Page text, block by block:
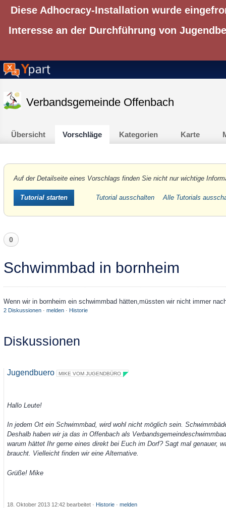
Diese Adhocracy-Installation wurde
Interesse an der Durchführung von
Verbandsgemeinde Offenbach
Übersicht Vorschläge Kategorien Karte
Auf der Detailseite eines Vorschlags finden Sie nicht nur wichtige
Tutorial starten Tutorial ausschalten Alle Tutorials
0
Schwimmbad in bornheim
Wenn wir in bornheim ein schwimmbad hätten,müssten wir nicht immer
2 Diskussionen· melden· Historie
Diskussionen
Jugendbuero MIKE VOM JUGENDBÜRO
Hallo Leute!
In jedem Ort ein Schwimmbad, wird wohl nicht möglich sein.
Deshalb haben wir ja das in Offenbach als
warum hättet Ihr gerne eines direkt bei Euch im Dorf? Sagt mal genauer,
braucht. Vielleicht finden wir eine Alternative.
Grüße! Mike
18. Oktober 2013 12:42 bearbeitet · Historie · melden